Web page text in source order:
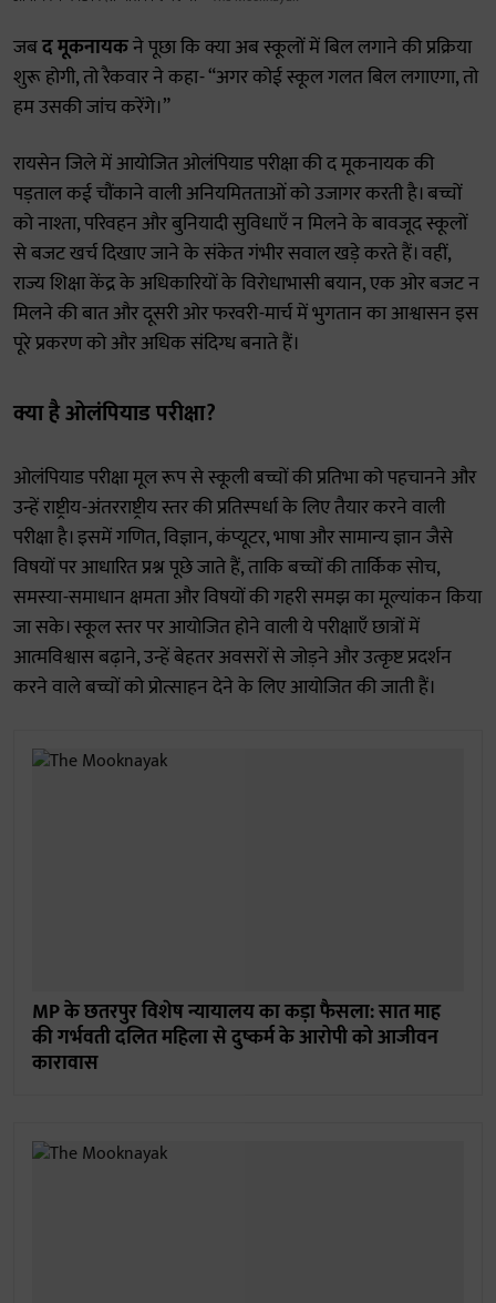
जबद मूकनायकने पूछा कि क्या अब स्कूलों में बिल लगाने की प्रक्रिया
शुरू होगी, तो रैकवार ने कहा- “अगर कोई स्कूल गलत बिल लगाएगा, तो
हम उसकी जांच करेंगे।”
रायसेन जिले में आयोजित ओलंपियाड परीक्षा की द मूकनायक की
पड़ताल कई चौंकाने वाली अनियमितताओं को उजागर करती है। बच्चों
को नाश्ता, परिवहन और बुनियादी सुविधाएँ न मिलने के बावजूद स्कूलों
से बजट खर्च दिखाए जाने के संकेत गंभीर सवाल खड़े करते हैं। वहीं,
राज्य शिक्षा केंद्र के अधिकारियों के विरोधाभासी बयान, एक ओर बजट न
मिलने की बात और दूसरी ओर फरवरी-मार्च में भुगतान का आश्वासन इस
पूरे प्रकरण को और अधिक संदिग्ध बनाते हैं।
क्या है ओलंपियाड परीक्षा?
ओलंपियाड परीक्षा मूल रूप से स्कूली बच्चों की प्रतिभा को पहचानने और
उन्हें राष्ट्रीय-अंतरराष्ट्रीय स्तर की प्रतिस्पर्धा के लिए तैयार करने वाली
परीक्षा है। इसमें गणित, विज्ञान, कंप्यूटर, भाषा और सामान्य ज्ञान जैसे
विषयों पर आधारित प्रश्न पूछे जाते हैं, ताकि बच्चों की तार्किक सोच,
समस्या-समाधान क्षमता और विषयों की गहरी समझ का मूल्यांकन किया
जा सके। स्कूल स्तर पर आयोजित होने वाली ये परीक्षाएँ छात्रों में
आत्मविश्वास बढ़ाने, उन्हें बेहतर अवसरों से जोड़ने और उत्कृष्ट प्रदर्शन
करने वाले बच्चों को प्रोत्साहन देने के लिए आयोजित की जाती हैं।
MP के छतरपुर विशेष न्यायालय का कड़ा फैसला: सात माह
की गर्भवती दलित महिला से दुष्कर्म के आरोपी को आजीवन
कारावास